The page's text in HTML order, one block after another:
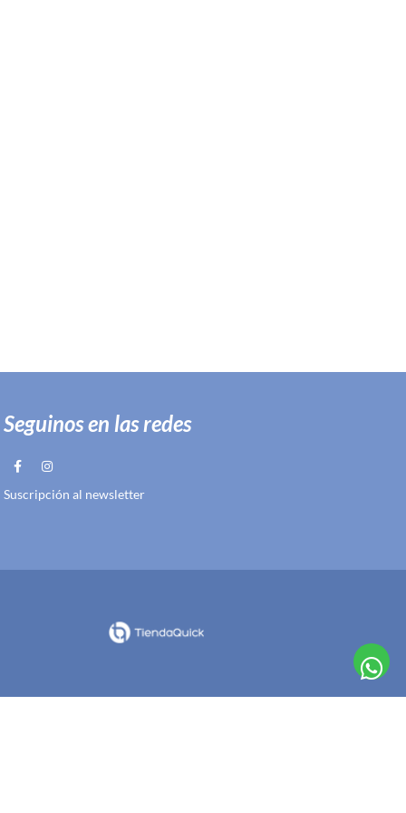
Seguinos en las redes
Suscripción al newsletter